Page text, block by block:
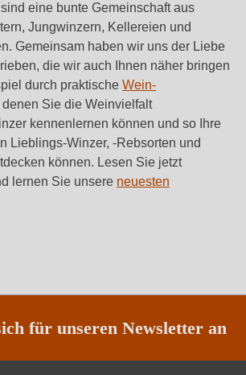
eine bunte Gemeinschaft aus
Jungwinzern, Kellereien und
Gemeinsam haben wir uns der Liebe
die wir auch Ihnen näher bringen
durch praktische Wein-
denen Sie die Weinvielfalt
kennenlernen können und so Ihre
Lieblings-Winzer, -Rebsorten und
können. Lesen Sie jetzt
lernen Sie unsere neuesten
für unseren Newsletter an